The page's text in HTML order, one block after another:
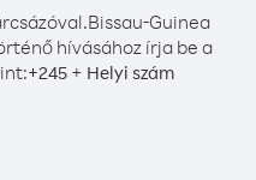
Bissau-Guinea
hívásához írja be a
+245 + Helyi szám